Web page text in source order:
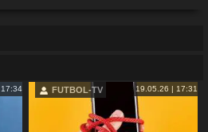
FUTBOL-TV 19.05.26 | 17:31